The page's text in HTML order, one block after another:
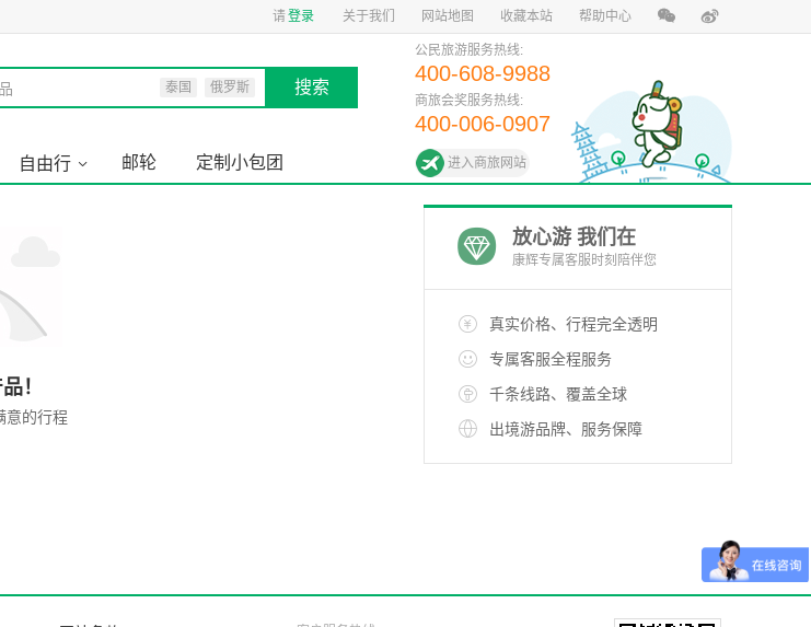
请登录 关于我们 网站地图 收藏本站 帮助中心
泰国 俄罗斯 搜索
公民旅游服务热线:
400-608-9988
商旅会奖服务热线:
400-006-0907
进入商旅网站
自由行 邮轮 定制小包团
！
意的行程
放心游 我们在
康辉专属客服时刻陪伴您
真实价格、行程完全透明
专属客服全程服务
千条线路、覆盖全球
出境游品牌、服务保障